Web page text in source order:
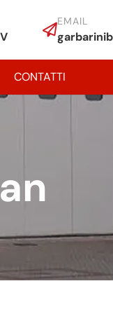
EMAIL
CONTATTI